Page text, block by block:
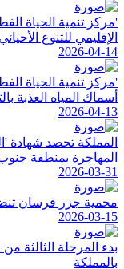
'مركز تنمية الحياة
الإقليمي للتنوع
2026-04-14
'مركز تنمية الحياة
أسماك المياه العذبة
2026-04-13
المملكة تحصد شهادة
المهاجرة بمنطقة
2026-03-31
محمية جزر فرسان
2026-03-15
بدء المرحلة الثالثة
بالمملكة